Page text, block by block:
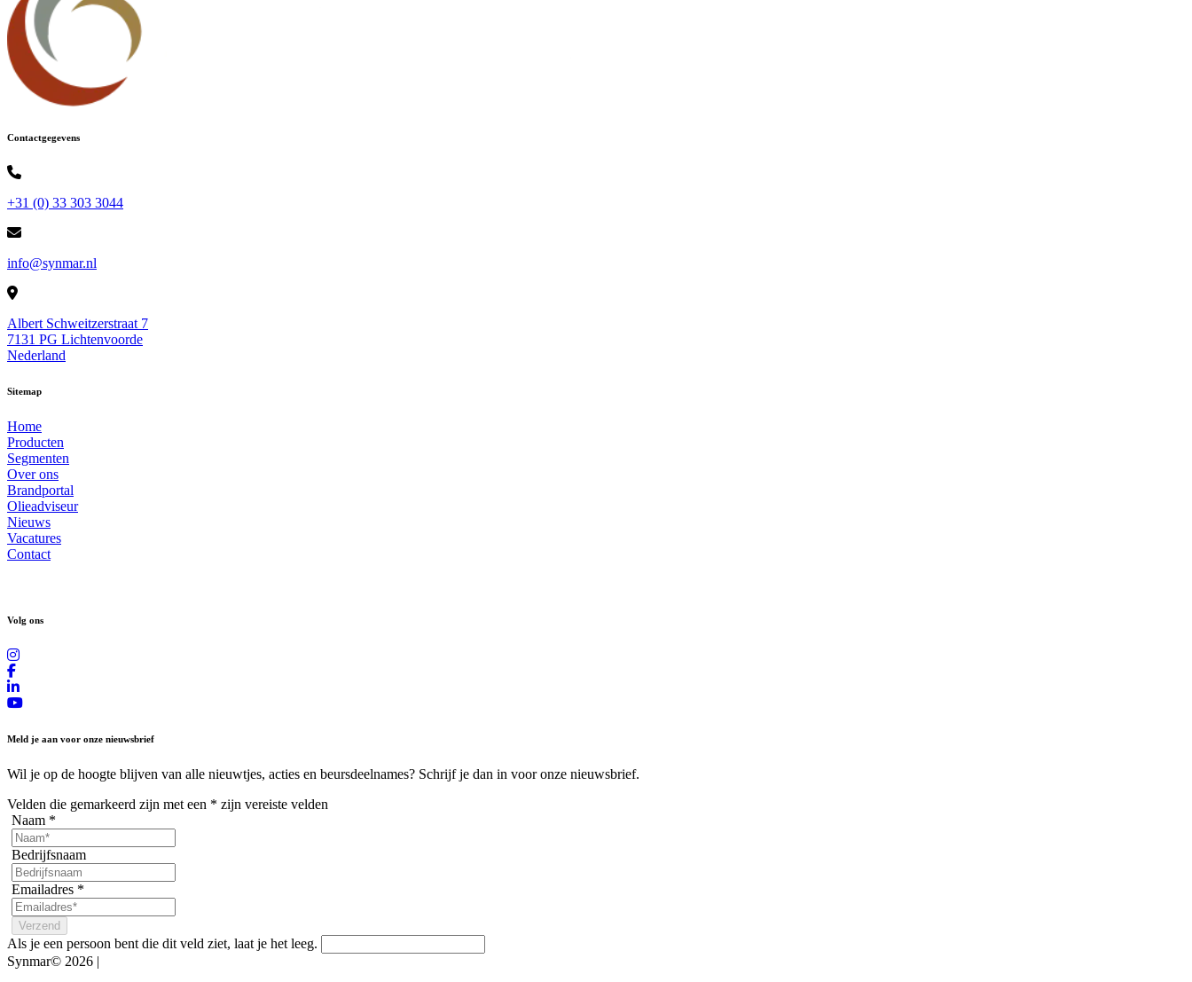
Contactgegevens
+31 (0) 33 303 3044
info@synmar.nl
Albert Schweitzerstraat 7
7131 PG Lichtenvoorde
Nederland
Sitemap
Home
Producten
Segmenten
Over ons
Brandportal
Olieadviseur
Nieuws
Vacatures
Contact
Volg ons
Meld je aan voor onze nieuwsbrief
Wil je op de hoogte blijven van alle nieuwtjes, acties en beursdeelnames? Schrijf je dan in voor onze nieuwsbrief.
Velden die gemarkeerd zijn met een * zijn vereiste velden
Naam *
Bedrijfsnaam
Emailadres *
Als je een persoon bent die dit veld ziet, laat je het leeg.
Synmar© 2026 |